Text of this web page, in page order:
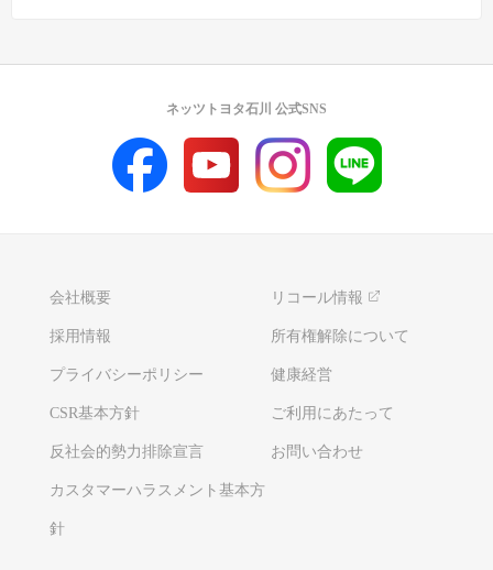
会社概要 リコール情報
採用情報 所有権解除について
プライバシーポリシー 健康経営
CSR基本方針 ご利用にあたって
反社会的勢力排除宣言 お問い合わせ
カスタマーハラスメント基本方
針
ネッツトヨタ石川 公式SNS